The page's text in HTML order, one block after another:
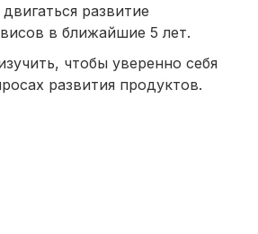
развитие
в ближайшие 5 лет.
чтобы уверенно себя
развития продуктов.